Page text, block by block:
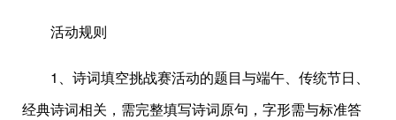
活动规则
1、诗词填空挑战赛活动的题目与端午、传统节日、
经典诗词相关，需完整填写诗词原句，字形需与标准答